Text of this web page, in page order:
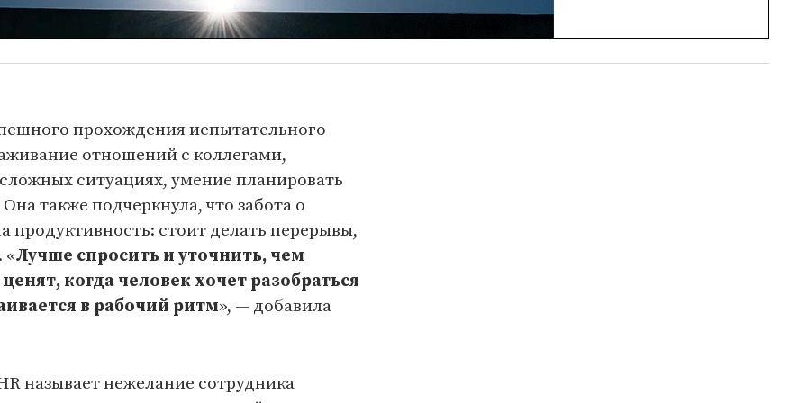
прохождения испытательного
отношений с коллегами,
ситуациях, умение планировать
также подчеркнула, что забота о
продуктивность: стоит делать перерывы,
«Лучше спросить и уточнить, чем
когда человек хочет разобраться
в рабочий ритм», — добавила
называет нежелание сотрудника